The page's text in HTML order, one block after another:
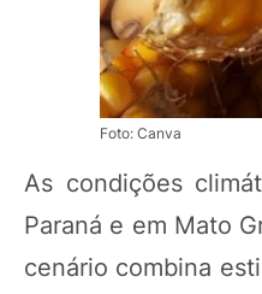
Foto: Canva
As condições
Paraná e em Mato
cenário combina